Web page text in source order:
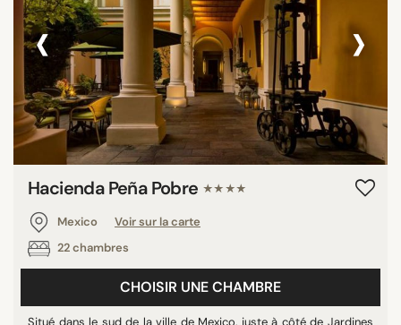
‹ ›
Hacienda Peña Pobre ★★★★
Mexico
Voir sur la carte
22 chambres
CHOISIR UNE CHAMBRE
Situé dans le sud de la ville de Mexico, juste à côté de Jardines